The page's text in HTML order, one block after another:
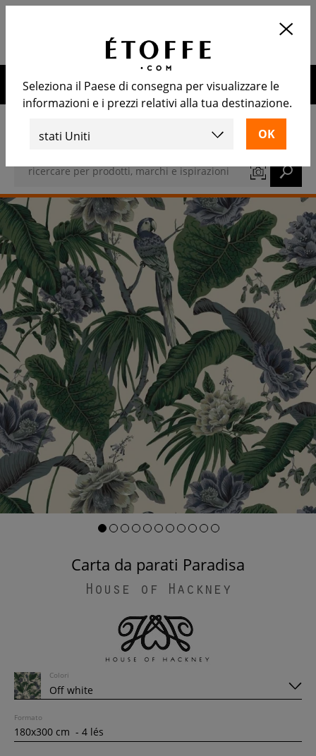
Calcola il numero di rotoli
necessari
APRIRE
newsletter
Carta da parati Paradisa
House of Hackney
Colori
Formato
Seleziona il Paese di consegna per visualizzare le
informazioni e i prezzi relativi alla tua destinazione.